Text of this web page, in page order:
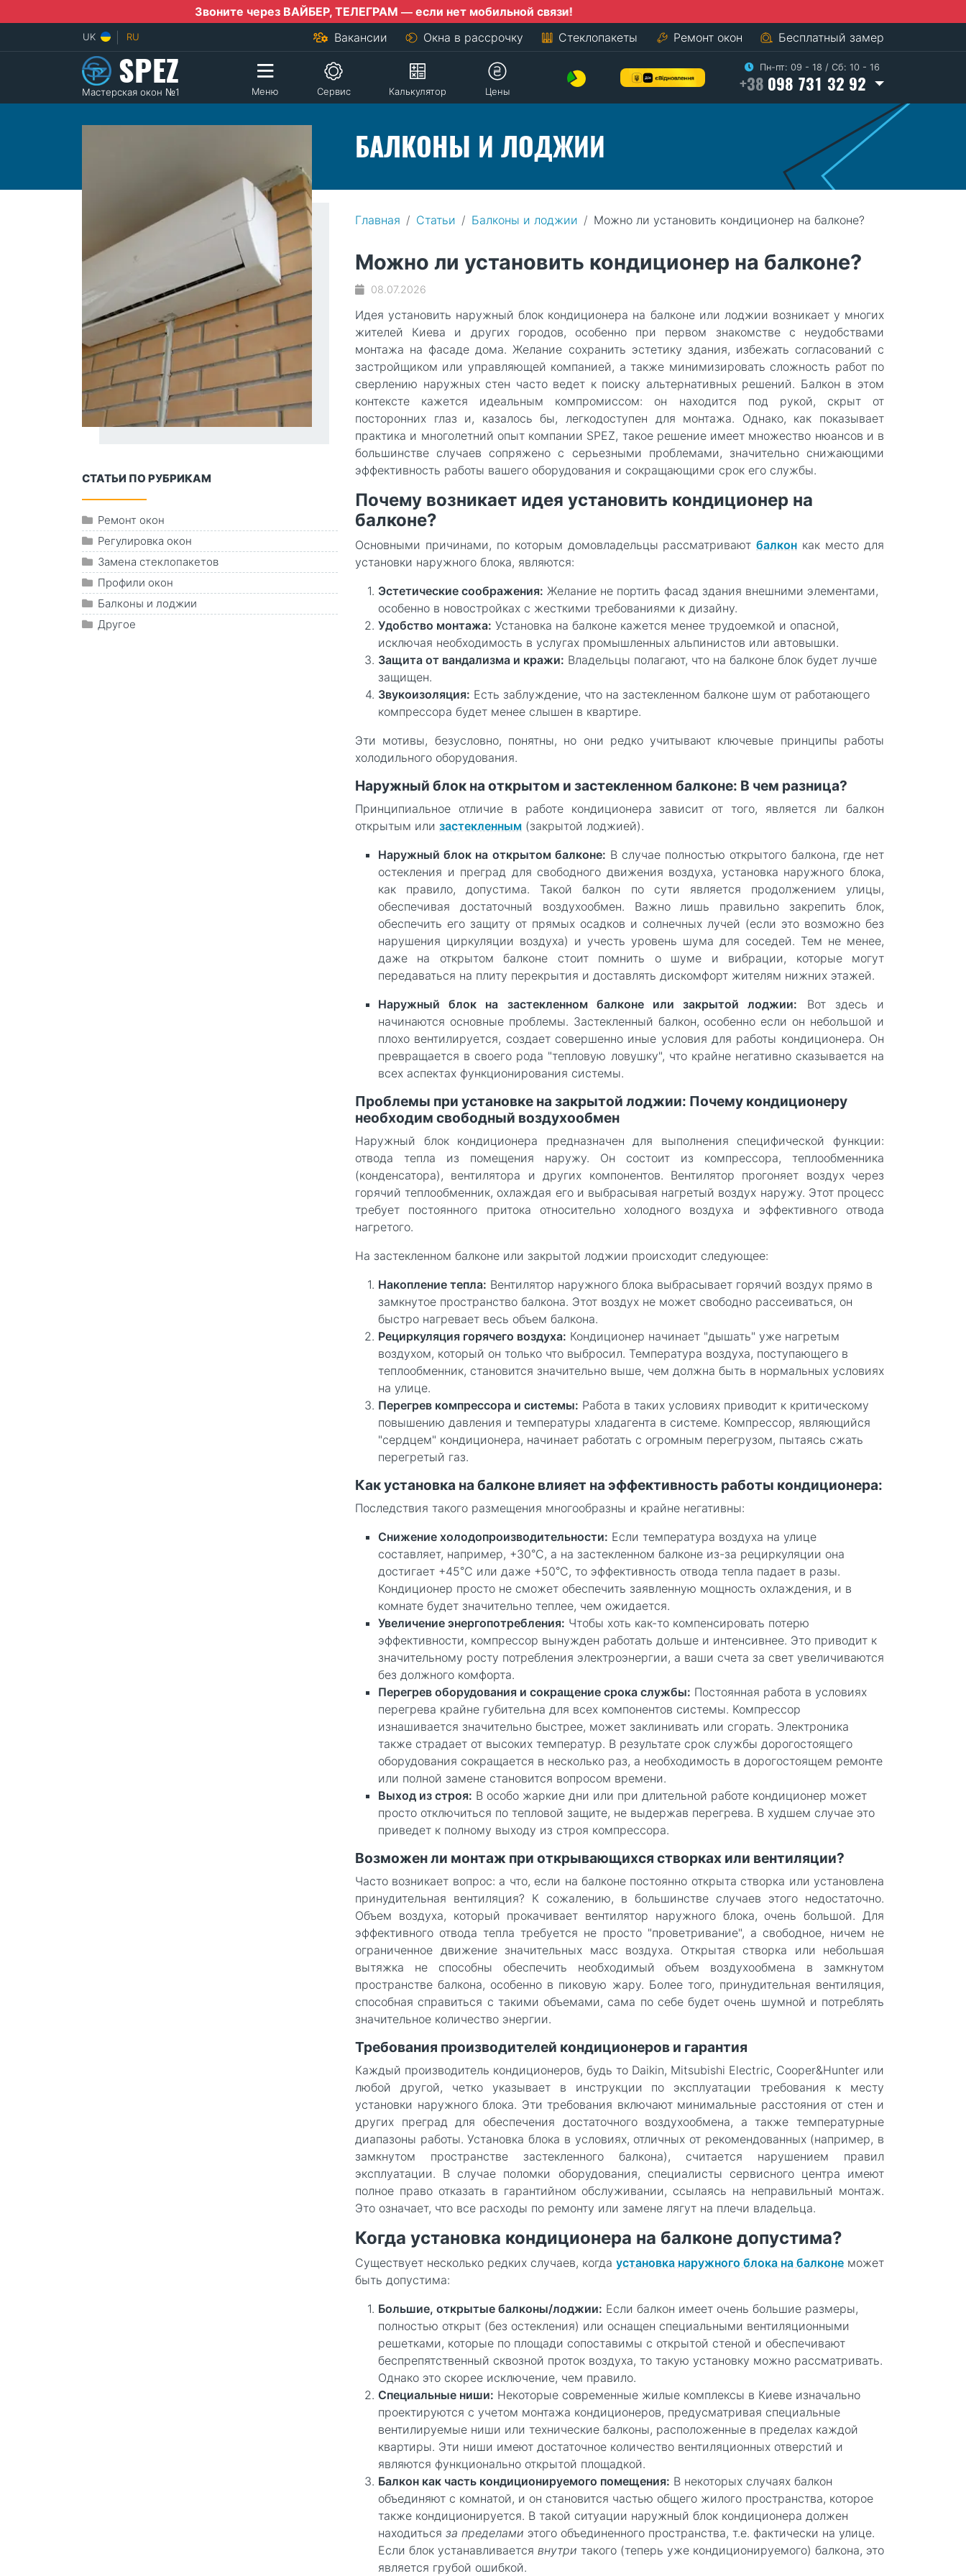
Звоните через ВАЙБЕР, ТЕЛЕГРАМ — если нет мобильной связи!
UK RU Вакансии Окна в рассрочку Стеклопакеты Ремонт окон Бесплатный замер
SPEZ
Мастерская окон №1 Меню Сервис Калькулятор Цены
Пн-пт: 09 - 18 / Сб: 10 - 16
+38 098 731 32 92
БАЛКОНЫ И ЛОДЖИИ
Главная Статьи Балконы и лоджии Можно ли установить кондиционер на балконе?
СТАТЬИ ПО РУБРИКАМ
Ремонт окон
Регулировка окон
Замена стеклопакетов
Профили окон
Балконы и лоджии
Другое
Можно ли установить кондиционер на балконе?
08.07.2026
Идея установить наружный блок кондиционера на балконе или лоджии возникает у многих
жителей Киева и других городов, особенно при первом знакомстве с неудобствами
монтажа на фасаде дома. Желание сохранить эстетику здания, избежать согласований с
застройщиком или управляющей компанией, а также минимизировать сложность работ по
сверлению наружных стен часто ведет к поиску альтернативных решений. Балкон в этом
контексте кажется идеальным компромиссом: он находится под рукой, скрыт от
посторонних глаз и, казалось бы, легкодоступен для монтажа. Однако, как показывает
практика и многолетний опыт компании SPEZ, такое решение имеет множество нюансов и в
большинстве случаев сопряжено с серьезными проблемами, значительно снижающими
эффективность работы вашего оборудования и сокращающими срок его службы.
Почему возникает идея установить кондиционер на
балконе?
Основными причинами, по которым домовладельцы рассматриваютбалкон как место для
установки наружного блока, являются:
Эстетические соображения: Желание не портить фасад здания внешними элементами,
особенно в новостройках с жесткими требованиями к дизайну.
Удобство монтажа: Установка на балконе кажется менее трудоемкой и опасной,
исключая необходимость в услугах промышленных альпинистов или автовышки.
Защита от вандализма и кражи: Владельцы полагают, что на балконе блок будет лучше
защищен.
Звукоизоляция: Есть заблуждение, что на застекленном балконе шум от работающего
компрессора будет менее слышен в квартире.
Эти мотивы, безусловно, понятны, но они редко учитывают ключевые принципы работы
холодильного оборудования.
Наружный блок на открытом и застекленном балконе: В чем разница?
Принципиальное отличие в работе кондиционера зависит от того, является ли балкон
открытым или застекленным (закрытой лоджией).
Наружный блок на открытом балконе: В случае полностью открытого балкона, где нет
остекления и преград для свободного движения воздуха, установка наружного блока,
как правило, допустима. Такой балкон по сути является продолжением улицы,
обеспечивая достаточный воздухообмен. Важно лишь правильно закрепить блок,
обеспечить его защиту от прямых осадков и солнечных лучей (если это возможно без
нарушения циркуляции воздуха) и учесть уровень шума для соседей. Тем не менее,
даже на открытом балконе стоит помнить о шуме и вибрации, которые могут
передаваться на плиту перекрытия и доставлять дискомфорт жителям нижних этажей.
Наружный блок на застекленном балконе или закрытой лоджии: Вот здесь и
начинаются основные проблемы. Застекленный балкон, особенно если он небольшой и
плохо вентилируется, создает совершенно иные условия для работы кондиционера. Он
превращается в своего рода "тепловую ловушку", что крайне негативно сказывается на
всех аспектах функционирования системы.
Проблемы при установке на закрытой лоджии: Почему кондиционеру
необходим свободный воздухообмен
Наружный блок кондиционера предназначен для выполнения специфической функции:
отвода тепла из помещения наружу. Он состоит из компрессора, теплообменника
(конденсатора), вентилятора и других компонентов. Вентилятор прогоняет воздух через
горячий теплообменник, охлаждая его и выбрасывая нагретый воздух наружу. Этот процесс
требует постоянного притока относительно холодного воздуха и эффективного отвода
нагретого.
На застекленном балконе или закрытой лоджии происходит следующее:
Накопление тепла: Вентилятор наружного блока выбрасывает горячий воздух прямо в
замкнутое пространство балкона. Этот воздух не может свободно рассеиваться, он
быстро нагревает весь объем балкона.
Рециркуляция горячего воздуха: Кондиционер начинает "дышать" уже нагретым
воздухом, который он только что выбросил. Температура воздуха, поступающего в
теплообменник, становится значительно выше, чем должна быть в нормальных условиях
на улице.
Перегрев компрессора и системы: Работа в таких условиях приводит к критическому
повышению давления и температуры хладагента в системе. Компрессор, являющийся
"сердцем" кондиционера, начинает работать с огромным перегрузом, пытаясь сжать
перегретый газ.
Как установка на балконе влияет на эффективность работы кондиционера:
Последствия такого размещения многообразны и крайне негативны:
Снижение холодопроизводительности: Если температура воздуха на улице
составляет, например, +30°C, а на застекленном балконе из-за рециркуляции она
достигает +45°C или даже +50°C, то эффективность отвода тепла падает в разы.
Кондиционер просто не сможет обеспечить заявленную мощность охлаждения, и в
комнате будет значительно теплее, чем ожидается.
Увеличение энергопотребления: Чтобы хоть как-то компенсировать потерю
эффективности, компрессор вынужден работать дольше и интенсивнее. Это приводит к
значительному росту потребления электроэнергии, а ваши счета за свет увеличиваются
без должного комфорта.
Перегрев оборудования и сокращение срока службы: Постоянная работа в условиях
перегрева крайне губительна для всех компонентов системы. Компрессор
изнашивается значительно быстрее, может заклинивать или сгорать. Электроника
также страдает от высоких температур. В результате срок службы дорогостоящего
оборудования сокращается в несколько раз, а необходимость в дорогостоящем ремонте
или полной замене становится вопросом времени.
Выход из строя: В особо жаркие дни или при длительной работе кондиционер может
просто отключиться по тепловой защите, не выдержав перегрева. В худшем случае это
приведет к полному выходу из строя компрессора.
Возможен ли монтаж при открывающихся створках или вентиляции?
Часто возникает вопрос: а что, если на балконе постоянно открыта створка или установлена
принудительная вентиляция? К сожалению, в большинстве случаев этого недостаточно.
Объем воздуха, который прокачивает вентилятор наружного блока, очень большой. Для
эффективного отвода тепла требуется не просто "проветривание", а свободное, ничем не
ограниченное движение значительных масс воздуха. Открытая створка или небольшая
вытяжка не способны обеспечить необходимый объем воздухообмена в замкнутом
пространстве балкона, особенно в пиковую жару. Более того, принудительная вентиляция,
способная справиться с такими объемами, сама по себе будет очень шумной и потреблять
значительное количество энергии.
Требования производителей кондиционеров и гарантия
Каждый производитель кондиционеров, будь то Daikin, Mitsubishi Electric, Cooper&Hunter или
любой другой, четко указывает в инструкции по эксплуатации требования к месту
установки наружного блока. Эти требования включают минимальные расстояния от стен и
других преград для обеспечения достаточного воздухообмена, а также температурные
диапазоны работы. Установка блока в условиях, отличных от рекомендованных (например, в
замкнутом пространстве застекленного балкона), считается нарушением правил
эксплуатации. В случае поломки оборудования, специалисты сервисного центра имеют
полное право отказать в гарантийном обслуживании, ссылаясь на неправильный монтаж.
Это означает, что все расходы по ремонту или замене лягут на плечи владельца.
Когда установка кондиционера на балконе допустима?
Существует несколько редких случаев, когда установка наружного блока на балконе может
быть допустима:
Большие, открытые балконы/лоджии: Если балкон имеет очень большие размеры,
полностью открыт (без остекления) или оснащен специальными вентиляционными
решетками, которые по площади сопоставимы с открытой стеной и обеспечивают
беспрепятственный сквозной проток воздуха, то такую установку можно рассматривать.
Однако это скорее исключение, чем правило.
Специальные ниши: Некоторые современные жилые комплексы в Киеве изначально
проектируются с учетом монтажа кондиционеров, предусматривая специальные
вентилируемые ниши или технические балконы, расположенные в пределах каждой
квартиры. Эти ниши имеют достаточное количество вентиляционных отверстий и
являются функционально открытой площадкой.
Балкон как часть кондиционируемого помещения: В некоторых случаях балкон
объединяют с комнатой, и он становится частью общего жилого пространства, которое
также кондиционируется. В такой ситуации наружный блок кондиционера должен
находиться за пределами этого объединенного пространства, т.е. фактически на улице.
Если блок устанавливается внутри такого (теперь уже кондиционируемого) балкона, это
является грубой ошибкой.